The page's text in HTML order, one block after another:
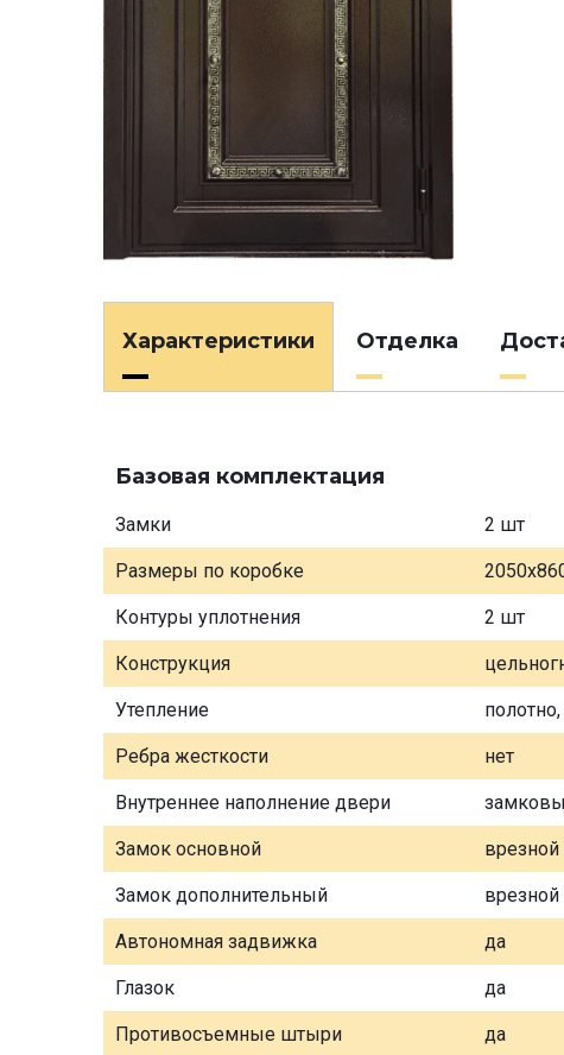
Характеристики Отделка
Базовая комплектация
Замки 2 шт
Размеры по коробке
Контуры уплотнения 2 шт
Конструкция
Утепление
Ребра жесткости нет
Внутреннее наполнение двери
Замок основной
Замок дополнительный
Автономная задвижка да
Глазок да
Противосъемные штыри да